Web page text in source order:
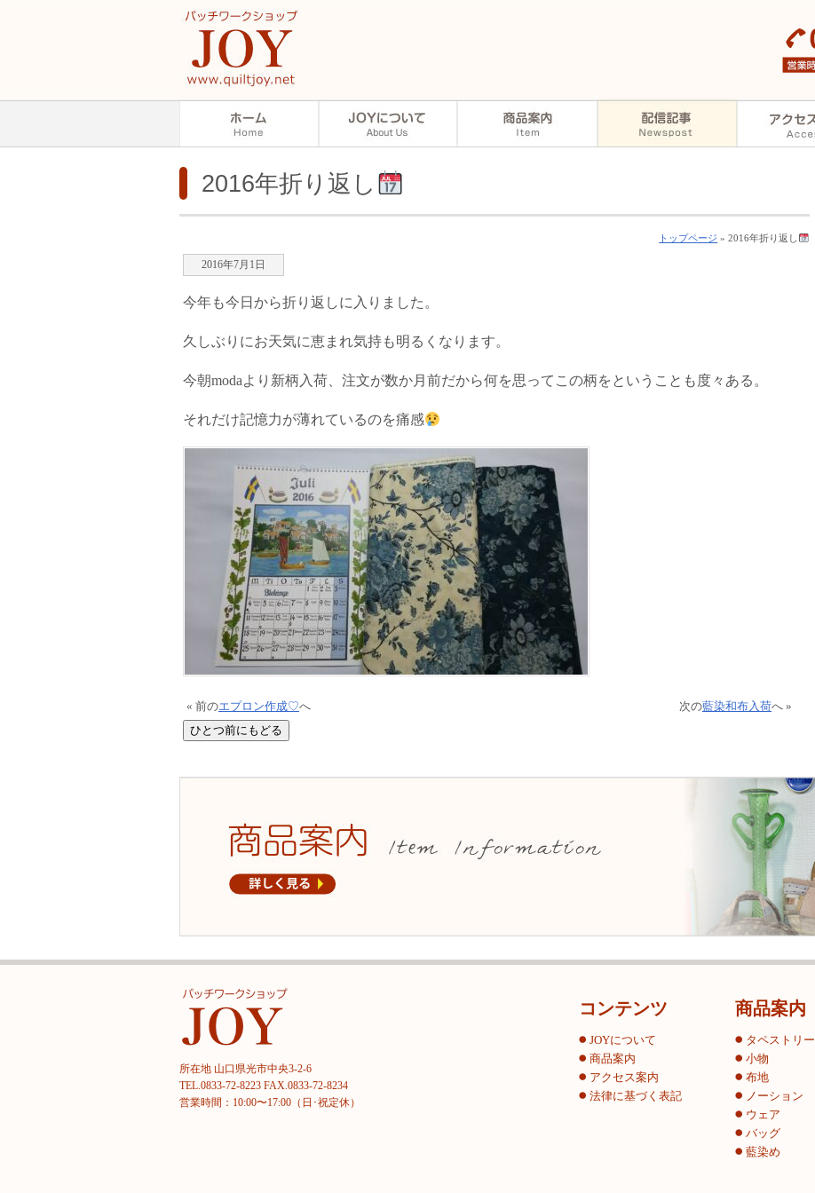
2016年折り返し
トップページ » 2016年折り返し
2016年7月1日
今年も今日から折り返しに入りました。
久しぶりにお天気に恵まれ気持も明るくなります。
今朝modaより新柄入荷、注文が数か月前だから何を思ってこの柄をということも度々ある。
それだけ記憶力が薄れているのを痛感
« 前のエプロン作成♡へ 次の藍染和布入荷へ »
所在地 山口県光市中央3-2-6
TEL.0833-72-8223 FAX.0833-72-8234
営業時間：10:00〜17:00（日･祝定休）
コンテンツ
JOYについて
商品案内
アクセス案内
法律に基づく表記
商品案内
タペストリー
小物
布地
ノーション
ウェア
バッグ
藍染め